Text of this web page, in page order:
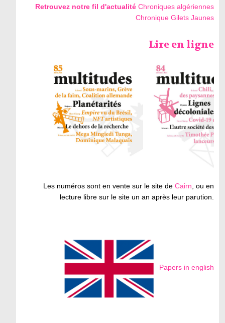
Retrouvez notre fil d'actualité Chroniques algériennes
Chronique Gilets Jaunes
Lire en ligne
Les numéros sont en vente sur le site deCairn, ou en
lecture libre sur le site un an après leur parution.
Papers in english